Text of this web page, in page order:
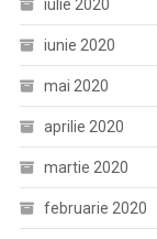
iulie 2020
iunie 2020
mai 2020
aprilie 2020
martie 2020
februarie 2020